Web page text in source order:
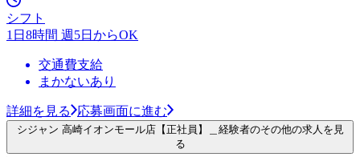
シフト
1日8時間 週5日からOK
交通費支給
まかないあり
詳細を見る 応募画面に進む
シジャン 高崎イオンモール店【正社員】＿経験者のその他の求人を見
る